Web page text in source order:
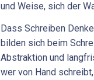
und Weise, sich der
Dass Schreiben
bilden sich beim
Abstraktion und
wer von Hand